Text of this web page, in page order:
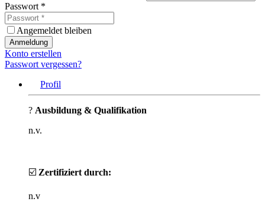
Passwort *
Angemeldet bleiben
Anmeldung
Konto erstellen
Passwort vergessen?
Profil
? Ausbildung & Qualifikation
n.v.
☑️ Zertifiziert durch:
n.v